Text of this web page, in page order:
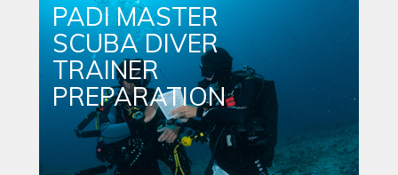
PADI MASTER
SCUBA DIVER
TRAINER
PREPARATION